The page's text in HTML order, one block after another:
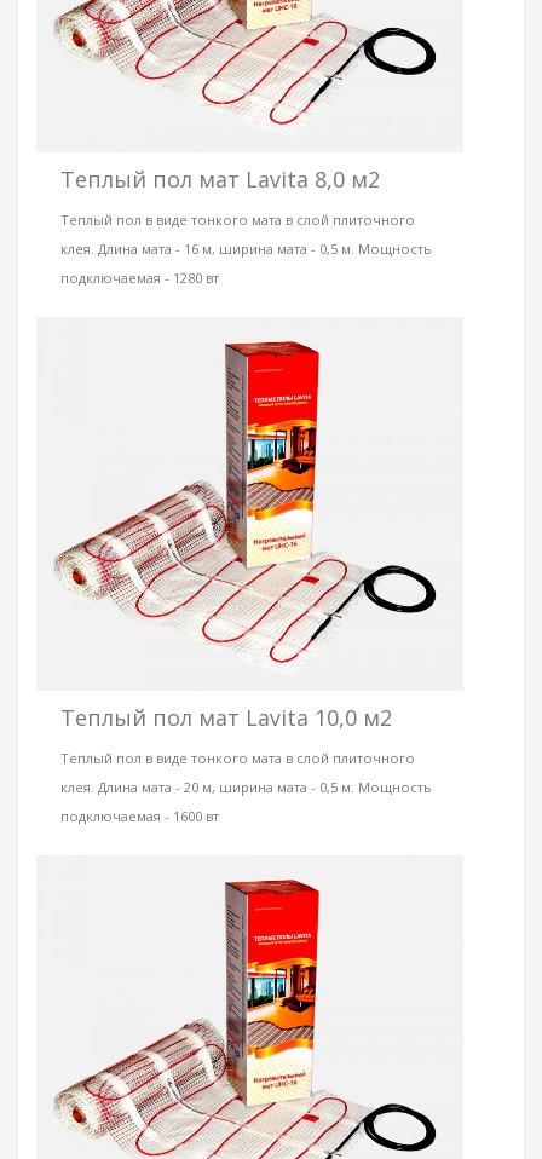
Теплый пол мат Lavita 8,0 м2
Теплый пол в виде тонкого мата в слой плиточного
клея. Длина мата - 16 м, ширина мата - 0,5 м. Мощность
подключаемая - 1280 вт
Теплый пол мат Lavita 10,0 м2
Теплый пол в виде тонкого мата в слой плиточного
клея. Длина мата - 20 м, ширина мата - 0,5 м. Мощность
подключаемая - 1600 вт